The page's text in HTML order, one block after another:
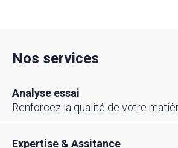
Nos services
Analyse essai
Renforcez la qualité de votre
Expertise & Assitance